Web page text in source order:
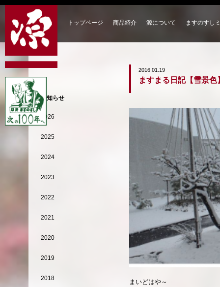
トップページ 商品紹介 源について ますのすし
2016.01.19
ますまる日記【雪景色
まいどはや～
お知らせ
2026
2025
2024
2023
2022
2021
2020
2019
2018